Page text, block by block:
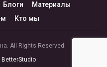
Блоги
Материалы
Кто мы
All Rights Reserved.
BetterStudio